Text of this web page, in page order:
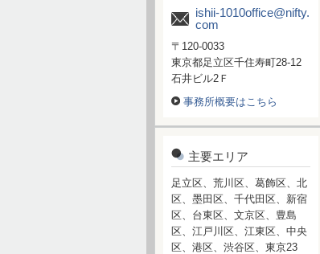
ishii-1010office@nifty.
com
〒120-0033
東京都足立区千住寿町28-12
石井ビル2Ｆ
事務所概要はこちら
主要エリア
足立区、荒川区、葛飾区、北
区、墨田区、千代田区、新宿
区、台東区、文京区、豊島
区、江戸川区、江東区、中央
区、港区、渋谷区、東京23